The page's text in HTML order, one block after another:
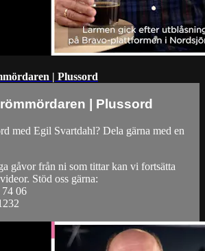
| Plussord
| Plussord
med Egil Svartdahl? Dela gärna med en
gåvor från ni som tittar kan vi fortsätta
Stöd oss gärna:
06